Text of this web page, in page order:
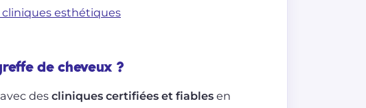
esthétiques
de cheveux ?
des cliniques certifiées et fiables en